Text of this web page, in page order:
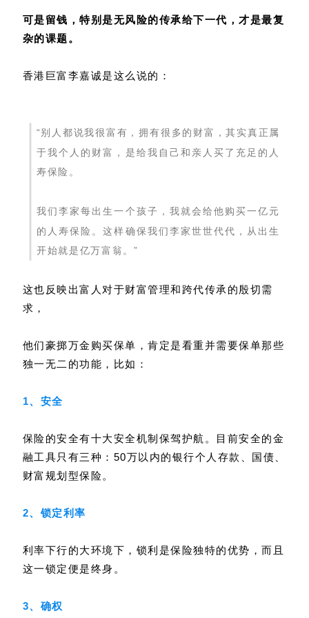
可是留钱，特别是无风险的传承给下一代，才是最复
杂的课题。
香港巨富李嘉诚是这么说的：
“别人都说我很富有，拥有很多的财富，其实真正属
于我个人的财富，是给我自己和亲人买了充足的人
寿保险。
我们李家每出生一个孩子，我就会给他购买一亿元
的人寿保险。这样确保我们李家世世代代，从出生
开始就是亿万富翁。”
这也反映出富人对于财富管理和跨代传承的殷切需
求，
他们豪掷万金购买保单，肯定是看重并需要保单那些
独一无二的功能，比如：
1、安全
保险的安全有十大安全机制保驾护航。目前安全的金
融工具只有三种：50万以内的银行个人存款、国债、
财富规划型保险。
2、锁定利率
利率下行的大环境下，锁利是保险独特的优势，而且
这一锁定便是终身。
3、确权